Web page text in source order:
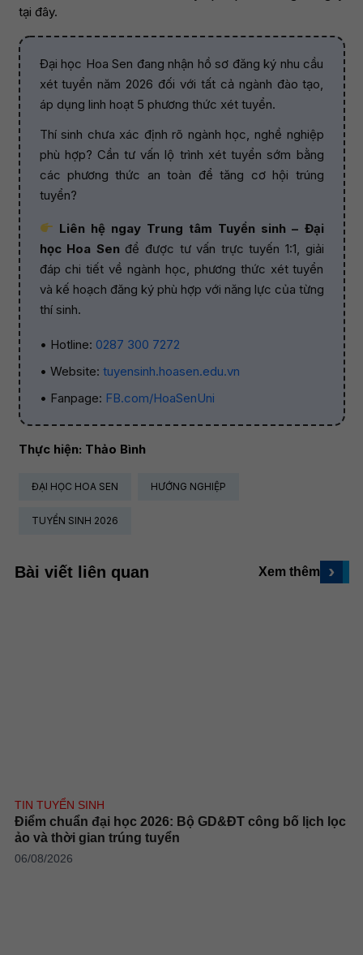
tại đây.
Đại học Hoa Sen đang nhận hồ sơ đăng ký nhu cầu
xét tuyển năm 2026 đối với tất cả ngành đào tạo,
áp dụng linh hoạt 5 phương thức xét tuyển.
Thí sinh chưa xác định rõ ngành học, nghề nghiệp
phù hợp? Cần tư vấn lộ trình xét tuyển sớm bằng
các phương thức an toàn để tăng cơ hội trúng
tuyển?
Liên hệ ngay Trung tâm Tuyển sinh – Đại
học Hoa Sen để được tư vấn trực tuyến 1:1, giải
đáp chi tiết về ngành học, phương thức xét tuyển
và kế hoạch đăng ký phù hợp với năng lực của từng
thí sinh.
• Hotline: 0287 300 7272
• Website: tuyensinh.hoasen.edu.vn
• Fanpage: FB.com/HoaSenUni
Thực hiện: Thảo Bình
ĐẠI HỌC HOA SEN HƯỚNG NGHIỆP
TUYỂN SINH 2026
Bài viết liên quan Xem thêm ›
TIN TUYỂN SINH
Điểm chuẩn đại học 2026: Bộ GD&ĐT công bố lịch lọc
ảo và thời gian trúng tuyển
06/08/2026